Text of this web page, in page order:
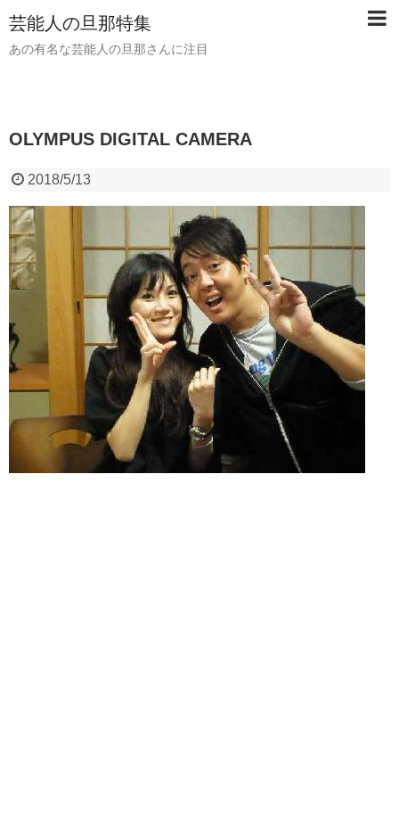
芸能人の旦那特集
あの有名な芸能人の旦那さんに注目
OLYMPUS DIGITAL CAMERA
2018/5/13